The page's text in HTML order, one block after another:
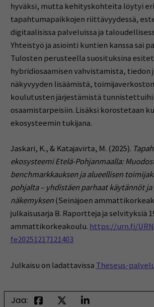
hyväksi, mutta kehityskohteita löytyi
tapahtumapaikkojen riittävyydessä,
digitaalisissa palveluissa ja
Yhteistyö ja asiointi kuntien kanssa sai
Tulosten perusteella suosituksina
hybridiosaamisen vahvistamista, tiedon
näkyvyyden lisäämistä,
koulutusten järjestämistä
osaamistarpeisiin. Lisäksi korostetaan
ekosysteemin tukijana.
Jaskari, K., & Katajavirta, M. (2025).
ekosysteemi Etelä-Pohjanmaalla:
benchmarkkauksen ja alueellisen
pohjalta – yhdistäen parhaat käytännöt
näkemyksen(Seinäjoen
julkaisusarja B. Raportteja ja selvityksiä
ammattikorkeakoulu. https://urn.fi/
fe20251217121403
Julkaisu on ladattavissa Theseus-
Jaa: